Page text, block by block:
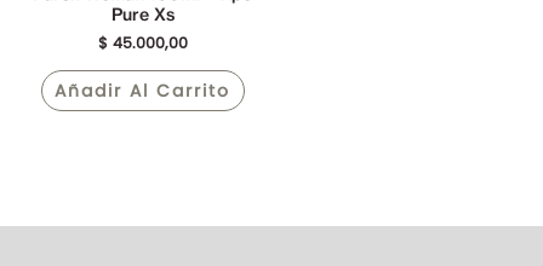
Pure Xs
$ 45.000,00
Añadir Al Carrito